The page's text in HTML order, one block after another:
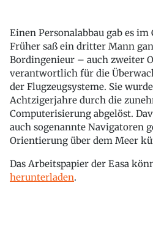
Einen Personalabbau gab es
Früher saß ein dritter Mann
Bordingenieur – auch zweiter
verantwortlich für die
der Flugzeugsysteme. Sie
Achtzigerjahre durch die
Computerisierung abgelöst.
auch sogenannte Navigatoren
Orientierung über dem Meer
Das Arbeitspapier der Easa
herunterladen.